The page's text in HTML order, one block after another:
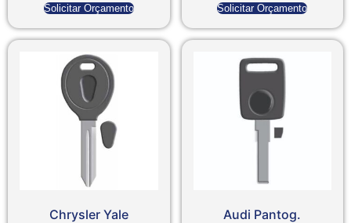
Solicitar Orçamento Solicitar Orçamento
Chrysler Yale Audi Pantog.